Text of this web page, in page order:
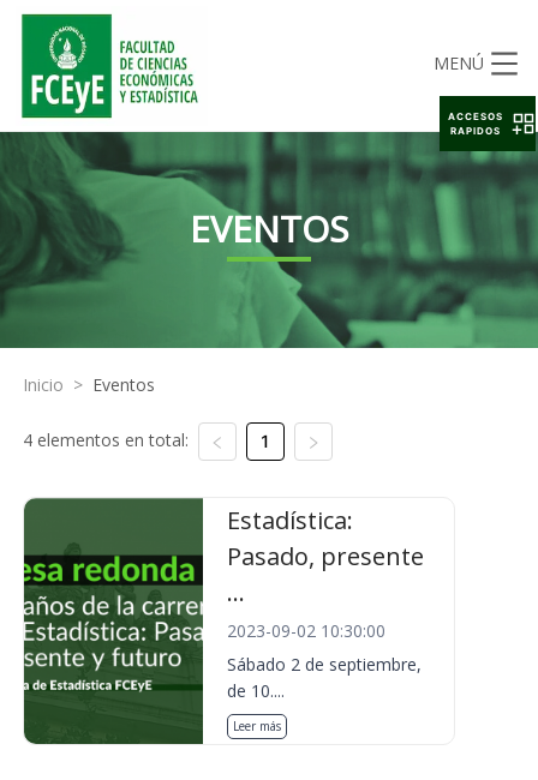
MENÚ
EVENTOS
Inicio > Eventos
4 elementos en total: 1
Estadística:
Pasado, presente
...
2023-09-02 10:30:00
Sábado 2 de septiembre,
de 10....
Leer más
ACCESOS
RAPIDOS